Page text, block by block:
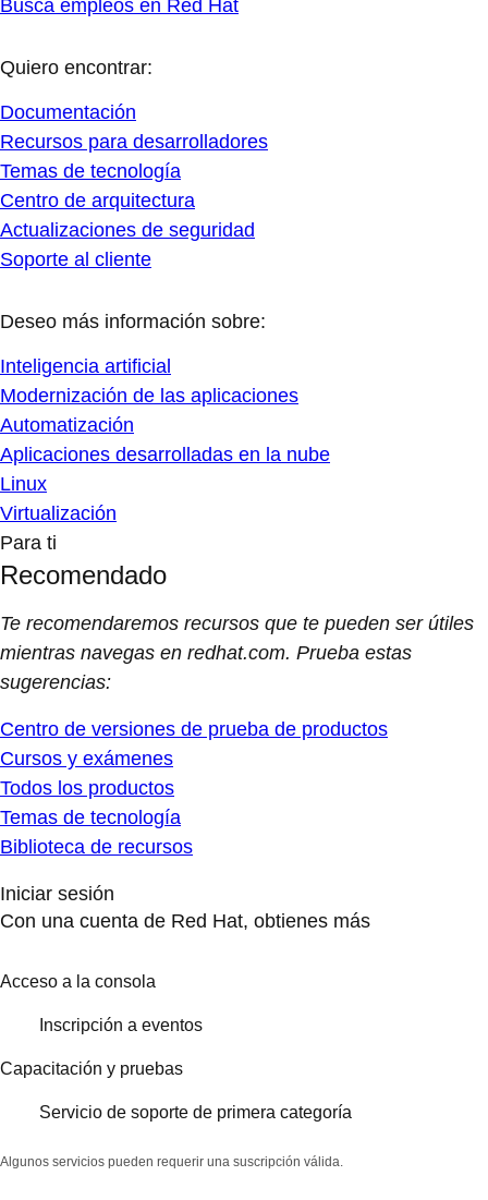
Busca empleos en Red Hat
Quiero encontrar:
Documentación
Recursos para desarrolladores
Temas de tecnología
Centro de arquitectura
Actualizaciones de seguridad
Soporte al cliente
Deseo más información sobre:
Inteligencia artificial
Modernización de las aplicaciones
Automatización
Aplicaciones desarrolladas en la nube
Linux
Virtualización
Para ti
Recomendado
Te recomendaremos recursos que te pueden ser útiles
mientras navegas en redhat.com. Prueba estas
sugerencias:
Centro de versiones de prueba de productos
Cursos y exámenes
Todos los productos
Temas de tecnología
Biblioteca de recursos
Iniciar sesión
Con una cuenta de Red Hat, obtienes más
Acceso a la consola
Inscripción a eventos
Capacitación y pruebas
Servicio de soporte de primera categoría
Algunos servicios pueden requerir una suscripción válida.